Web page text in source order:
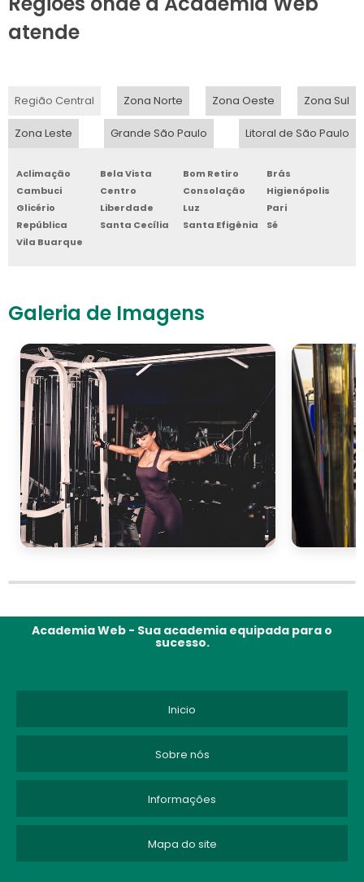
atende
Região Central Zona Norte Zona Oeste Zona Sul
Zona Leste Grande São Paulo Litoral de São Paulo
Aclimação Bela Vista Bom Retiro
Brás
Cambuci
Centro Consolação
Higienópolis
Glicério
Liberdade Luz
Pari
República
Santa Cecília Santa Efigênia
Sé
Vila Buarque
Galeria de Imagens
Academia Web - Sua academia equipada para o
sucesso.
Inicio
Sobre nós
Informações
Mapa do site